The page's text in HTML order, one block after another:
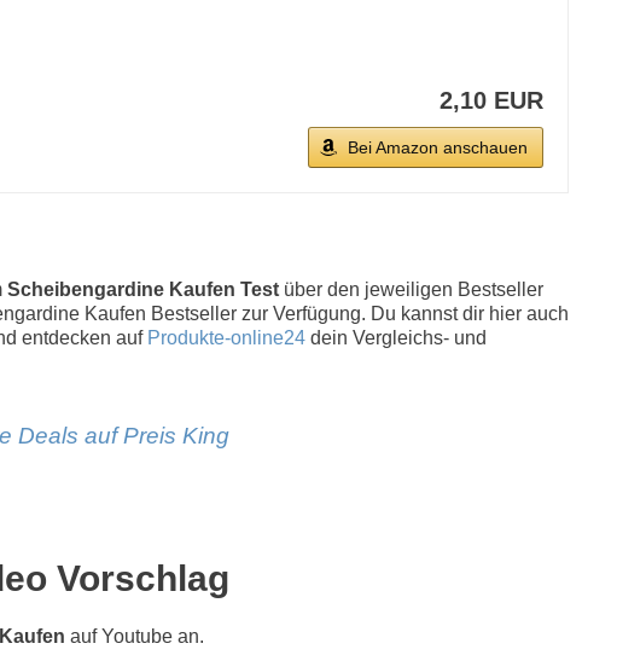
2,10 EUR
Bei Amazon anschauen
Scheibengardine Kaufen Test über den jeweiligen Bestseller
Kaufen Bestseller zur Verfügung. Du kannst dir hier auch
entdecken auf Produkte-online24 dein Vergleichs- und
Deals auf Preis King
Vorschlag
auf Youtube an.